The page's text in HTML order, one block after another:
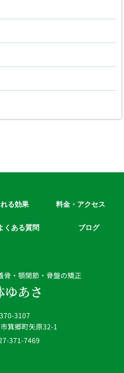
骨・顎関節・骨盤の矯正
ゆあさ
3107
箕郷町矢原32-1
371-7469
る効果 料金・アクセス
くある質問 ブログ